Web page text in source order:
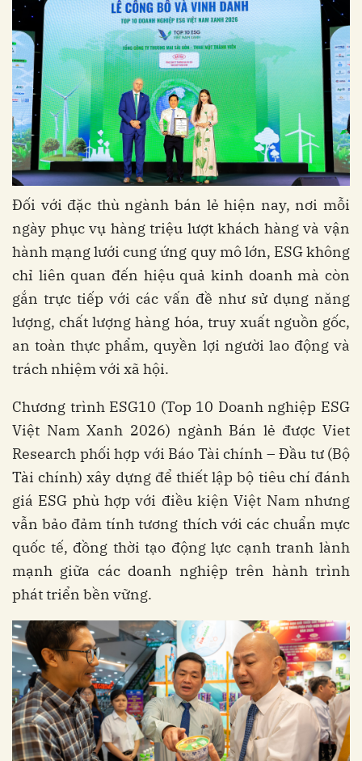
Đối với đặc thù ngành bán lẻ hiện nay, nơi mỗi
ngày phục vụ hàng triệu lượt khách hàng và vận
hành mạng lưới cung ứng quy mô lớn, ESG không
chỉ liên quan đến hiệu quả kinh doanh mà còn
gắn trực tiếp với các vấn đề như sử dụng năng
lượng, chất lượng hàng hóa, truy xuất nguồn gốc,
an toàn thực phẩm, quyền lợi người lao động và
trách nhiệm với xã hội.
Chương trình ESG10 (Top 10 Doanh nghiệp ESG
Việt Nam Xanh 2026) ngành Bán lẻ được Viet
Research phối hợp với Báo Tài chính – Đầu tư (Bộ
Tài chính) xây dựng để thiết lập bộ tiêu chí đánh
giá ESG phù hợp với điều kiện Việt Nam nhưng
vẫn bảo đảm tính tương thích với các chuẩn mực
quốc tế, đồng thời tạo động lực cạnh tranh lành
mạnh giữa các doanh nghiệp trên hành trình
phát triển bền vững.